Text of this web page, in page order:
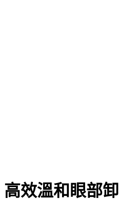
高效溫和眼部